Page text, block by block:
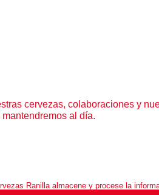
cervezas, colaboraciones y
al día.
Ranilla almacene y procese la